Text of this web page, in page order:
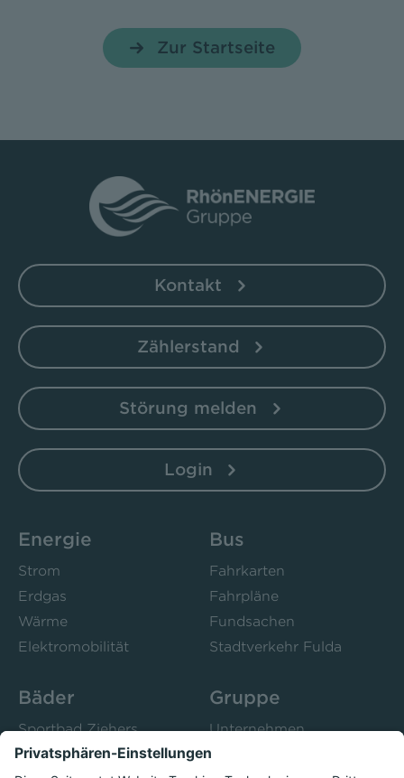
Zur Startseite
Kontakt
Zählerstand
Störung melden
Login
Energie
Strom
Erdgas
Wärme
Elektromobilität
Bus
Fahrkarten
Fahrpläne
Fundsachen
Stadtverkehr Fulda
Bäder
Sportbad Ziehers
Freibad Rosenau
Gruppe
Unternehmen
Bistro 52